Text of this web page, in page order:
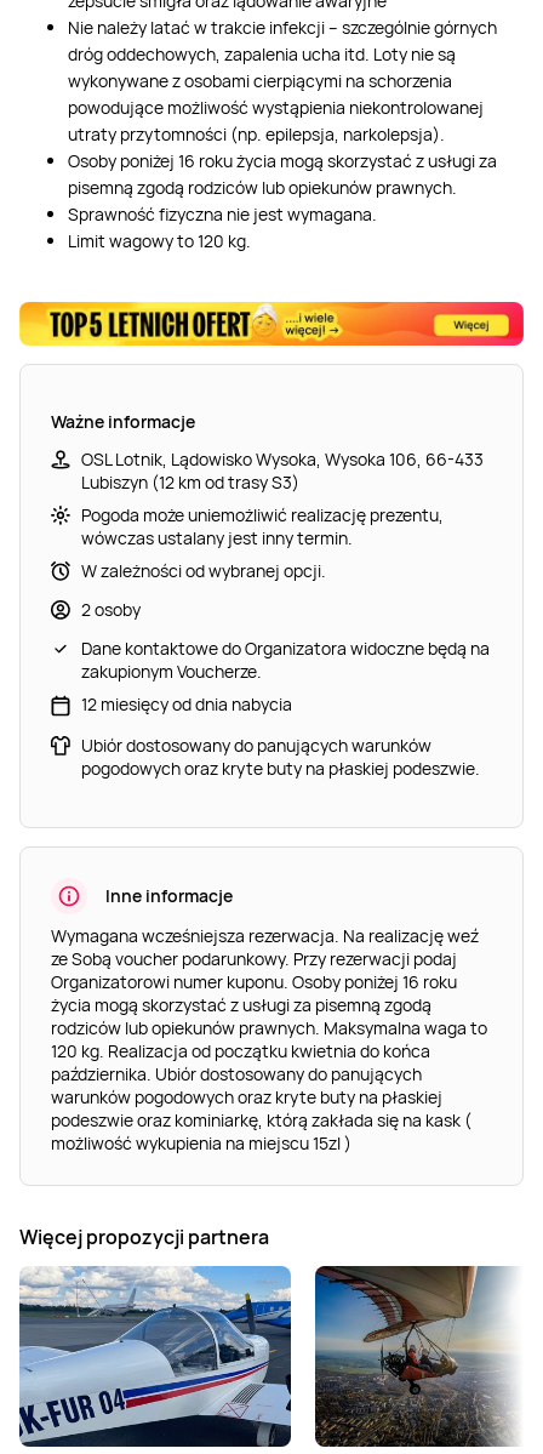
Nie należy latać w trakcie infekcji – szczególnie górnych
dróg oddechowych, zapalenia ucha itd. Loty nie są
wykonywane z osobami cierpiącymi na schorzenia
powodujące możliwość wystąpienia niekontrolowanej
utraty przytomności (np. epilepsja, narkolepsja).
Osoby poniżej 16 roku życia mogą skorzystać z usługi za
pisemną zgodą rodziców lub opiekunów prawnych.
Sprawność fizyczna nie jest wymagana.
Limit wagowy to 120 kg.
Ważne informacje
OSL Lotnik, Lądowisko Wysoka, Wysoka 106, 66-433
Lubiszyn (12 km od trasy S3)
Pogoda może uniemożliwić realizację prezentu,
wówczas ustalany jest inny termin.
W zależności od wybranej opcji.
2 osoby
Dane kontaktowe do Organizatora widoczne będą na
zakupionym Voucherze.
12 miesięcy od dnia nabycia
Ubiór dostosowany do panujących warunków
pogodowych oraz kryte buty na płaskiej podeszwie.
Inne informacje
Wymagana wcześniejsza rezerwacja. Na realizację weź
ze Sobą voucher podarunkowy. Przy rezerwacji podaj
Organizatorowi numer kuponu. Osoby poniżej 16 roku
życia mogą skorzystać z usługi za pisemną zgodą
rodziców lub opiekunów prawnych. Maksymalna waga to
120 kg. Realizacja od początku kwietnia do końca
października. Ubiór dostosowany do panujących
warunków pogodowych oraz kryte buty na płaskiej
podeszwie oraz kominiarkę, którą zakłada się na kask (
możliwość wykupienia na miejscu 15zl )
Więcej propozycji partnera